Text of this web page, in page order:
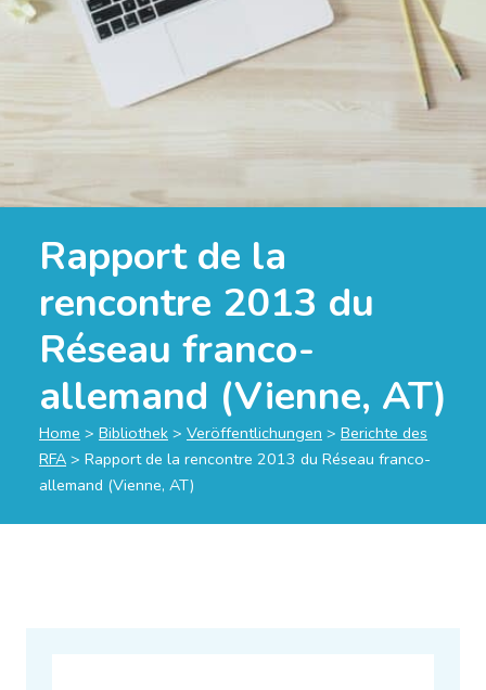
Rapport de la
rencontre 2013 du
Réseau franco-
allemand (Vienne, AT)
Home > Bibliothek > Veröffentlichungen > Berichte des
RFA > Rapport de la rencontre 2013 du Réseau franco-
allemand (Vienne, AT)